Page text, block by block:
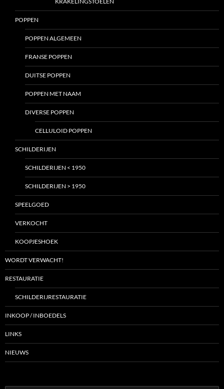
POPPEN
POPPEN ALGEMEEN
FRANSE POPPEN
DUITSE POPPEN
POPPEN MET NAAM
DIVERSE POPPEN
CELLULOID POPPEN
SCHILDERIJEN
SCHILDERIJEN < 1950
SCHILDERIJEN > 1950
SPEELGOED
VERKOCHT
KOOPJESHOEK
WORDT VERWACHT!
RESTAURATIE
SCHILDERIJRESTAURATIE
INKOOP / INBOEDELS
LINKS
NIEUWS